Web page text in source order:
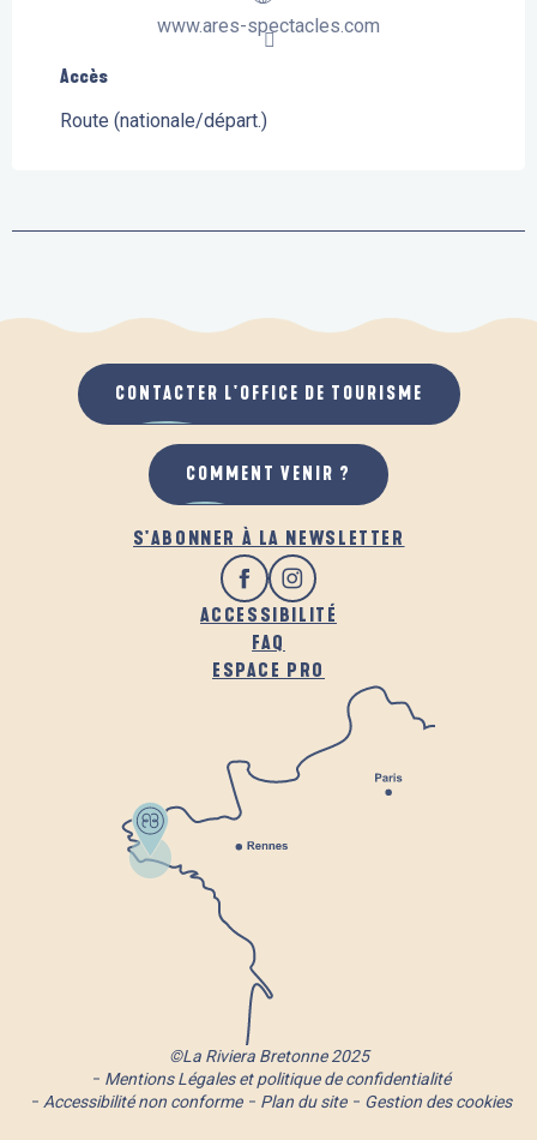
www.ares-spectacles.com
Accès
Accès
Route (nationale/départ.)
S'ABONNER À LA NEWSLETTER
ACCESSIBILITÉ
FAQ
ESPACE PRO
CONTACTER L'OFFICE DE TOURISME
COMMENT VENIR ?
©La Riviera Bretonne 2025
Mentions Légales et politique de confidentialité
Accessibilité non conforme
Plan du site Gestion des cookies